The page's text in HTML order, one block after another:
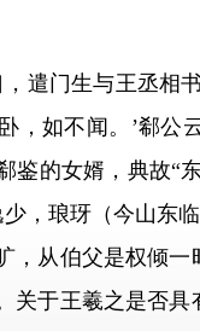
门生与王丞相
，如不闻。’郗公
鉴的女婿，典故“
少，琅玡（今山
，从伯父是权倾
关于王羲之是否